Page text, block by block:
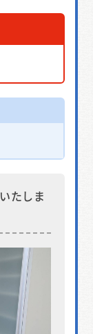
たしま